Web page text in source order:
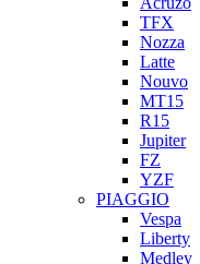
TFX
Nozza
Latte
Nouvo
MT15
R15
Jupiter
FZ
YZF
PIAGGIO
Vespa
Liberty
Medley